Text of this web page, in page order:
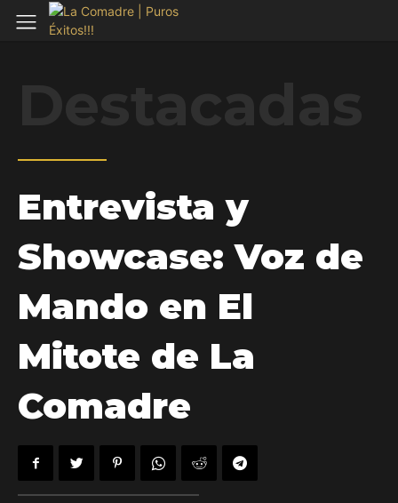
Entrevista y
Showcase: Voz de
Mando en El
Mitote de La
Comadre